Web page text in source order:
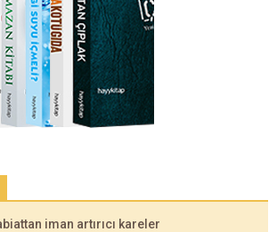
iman artırıcı kareler